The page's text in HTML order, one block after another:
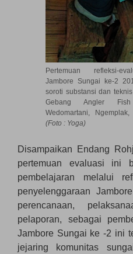
Pertemuan refleksi-
Jambore Sungai ke-2
soroti substansi dan
Gebang Angler
Wedomartani,
(Foto : Yoga)
Disampaikan Endang
pertemuan evaluasi ini
pembelajaran melalui
penyelenggaraan
perencanaan,
pelaporan, sebagai
Jambore Sungai ke -2 ini
jejaring komunitas